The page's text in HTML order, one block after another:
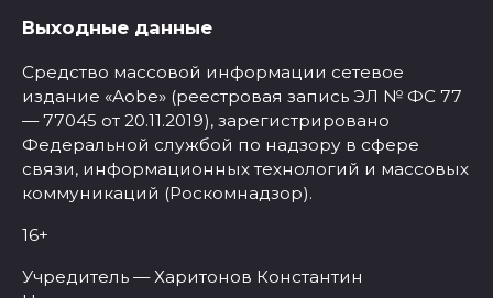
Выходные данные
Средство массовой информации сетевое
издание «Aobe» (реестровая запись ЭЛ № ФС 77
— 77045 от 20.11.2019), зарегистрировано
Федеральной службой по надзору в сфере
связи, информационных технологий и массовых
коммуникаций (Роскомнадзор).
16+
Учредитель — Харитонов Константин